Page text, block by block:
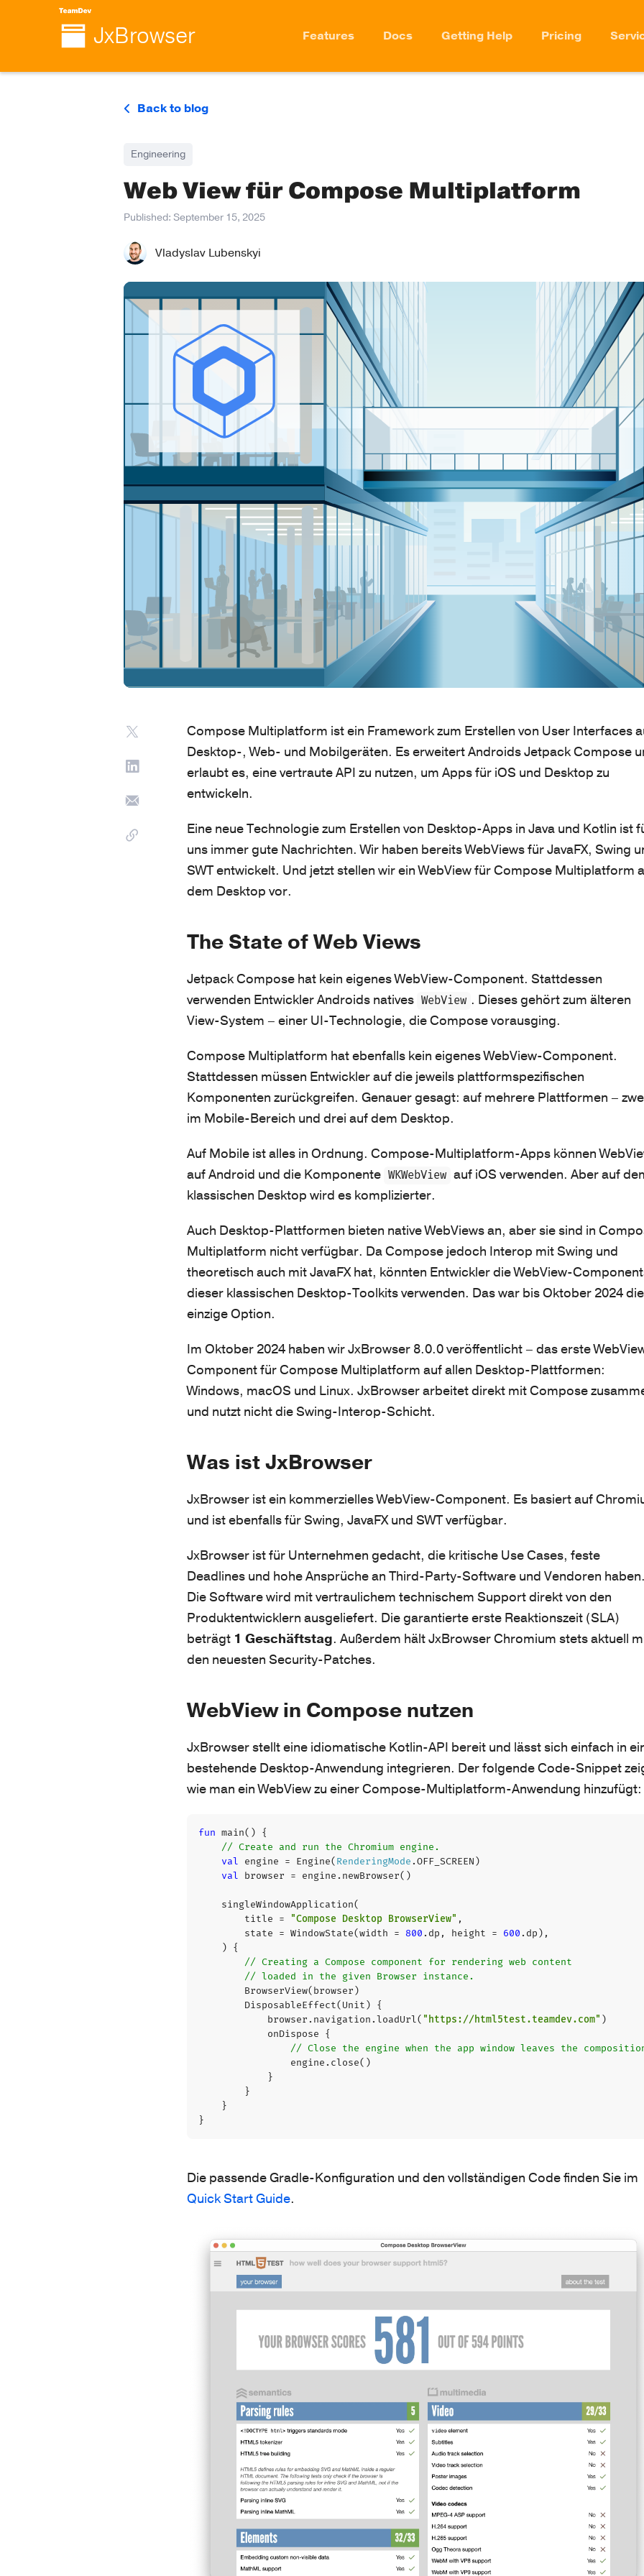
JxBrowser Features Docs Getting Help Pricing
Back to blog
Engineering
Web View für Compose Multiplatform
Published: September 15, 2025
Vladyslav Lubenskyi
Compose Multiplatform ist ein Framework zum Erstellen von User Interfaces
Desktop-, Web- und Mobilgeräten. Es erweitert Androids Jetpack Compose
erlaubt es, eine vertraute API zu nutzen, um Apps für iOS und Desktop zu
entwickeln.
Eine neue Technologie zum Erstellen von Desktop-Apps in Java und Kotlin ist
uns immer gute Nachrichten. Wir haben bereits WebViews für JavaFX, Swing
SWT entwickelt. Und jetzt stellen wir ein WebView für Compose Multiplatform
dem Desktop vor.
The State of Web Views
Jetpack Compose hat kein eigenes WebView-Component. Stattdessen
verwenden Entwickler Androids natives WebView . Dieses gehört zum älteren
View-System – einer UI-Technologie, die Compose vorausging.
Compose Multiplatform hat ebenfalls kein eigenes WebView-Component.
Stattdessen müssen Entwickler auf die jeweils plattformspezifischen
Komponenten zurückgreifen. Genauer gesagt: auf mehrere Plattformen –
im Mobile-Bereich und drei auf dem Desktop.
Auf Mobile ist alles in Ordnung. Compose-Multiplatform-Apps können
auf Android und die Komponente WKWebView auf iOS verwenden. Aber auf
klassischen Desktop wird es komplizierter.
Auch Desktop-Plattformen bieten native WebViews an, aber sie sind in
Multiplatform nicht verfügbar. Da Compose jedoch Interop mit Swing und
theoretisch auch mit JavaFX hat, könnten Entwickler die WebView-
dieser klassischen Desktop-Toolkits verwenden. Das war bis Oktober 2024 die
einzige Option.
Im Oktober 2024 haben wir JxBrowser 8.0.0 veröffentlicht – das erste
Component für Compose Multiplatform auf allen Desktop-Plattformen:
Windows, macOS und Linux. JxBrowser arbeitet direkt mit Compose
und nutzt nicht die Swing-Interop-Schicht.
Was ist JxBrowser
JxBrowser ist ein kommerzielles WebView-Component. Es basiert auf
und ist ebenfalls für Swing, JavaFX und SWT verfügbar.
JxBrowser ist für Unternehmen gedacht, die kritische Use Cases, feste
Deadlines und hohe Ansprüche an Third-Party-Software und Vendoren haben.
Die Software wird mit vertraulichem technischem Support direkt von den
Produktentwicklern ausgeliefert. Die garantierte erste Reaktionszeit (SLA)
beträgt 1 Geschäftstag. Außerdem hält JxBrowser Chromium stets aktuell
den neuesten Security-Patches.
WebView in Compose nutzen
JxBrowser stellt eine idiomatische Kotlin-API bereit und lässt sich einfach in
bestehende Desktop-Anwendung integrieren. Der folgende Code-Snippet
wie man ein WebView zu einer Compose-Multiplatform-Anwendung hinzufügt:
fun main()
{
val
engine = Engine( RenderingMode .OFF_SCREEN )
val
browser = engine . newBrowser()
singleWindowApplication(
title
= "Compose Desktop BrowserView" ,
state
= WindowState(width = 800 . dp , height = 600 . dp ),
)
{
BrowserView( browser )
DisposableEffect( Unit )
{
browser . navigation .loadUrl( "https://html5test.teamdev.com" )
onDispose
{
engine . close()
}
}
}
}
Die passende Gradle-Konfiguration und den vollständigen Code finden Sie im
Quick Start Guide.